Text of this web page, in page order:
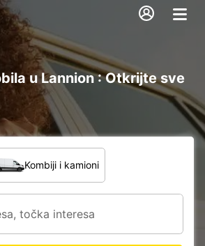
u Lannion : Otkrijte sve
Kombiji i kamioni